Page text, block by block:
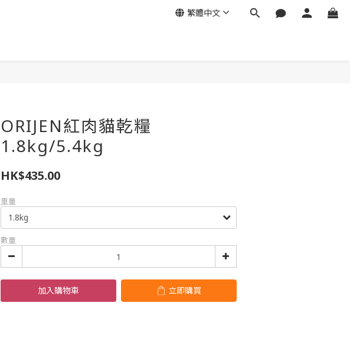
繁體中文
ORIJEN紅肉貓乾糧
1.8kg/5.4kg
HK$435.00
重量
數量
加入購物車 立即購買